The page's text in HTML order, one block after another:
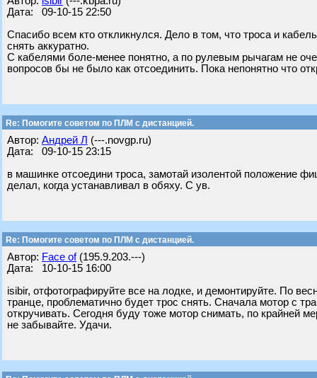
Дата: 09-10-15 22:50
Спасибо всем кто откликнулся. Дело в том, что троса и
снять аккуратно.
С кабелями боле-менее понятно, а по рулевым рычагам не
вопросов бы не было как отсоединить. Пока непонятно что
Re: Помогите советом по ПЛМ с дистанцией.
Автор: Андрей Л (---.novgp.ru)
Дата: 09-10-15 23:15
в машинке отсоедини троса, замотай изолентой положение
делал, когда устанавливал в обяху. С ув.
Re: Помогите советом по ПЛМ с дистанцией.
Автор: Face of(195.9.203.---)
Дата: 10-10-15 16:00
isibir, отфотографируйте все на лодке, и демонтируйте. По
транце, проблематично будет трос снять. Сначала мотор с
откручивать. Сегодня буду тоже мотор снимать, по крайней
не забывайте. Удачи.